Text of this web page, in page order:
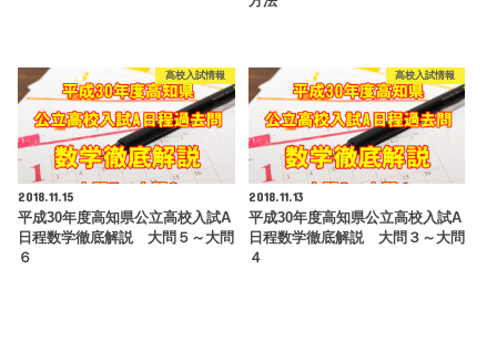
高校入試情報
2018.11.15
平成30年度高知県公立高校入試A
日程数学徹底解説 大問５～大問
６
高校入試情報
2018.11.13
平成30年度高知県公立高校入試A
日程数学徹底解説 大問３～大問
４